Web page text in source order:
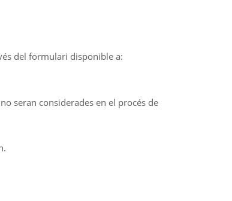
del formulari disponible a:
seran considerades en el procés de